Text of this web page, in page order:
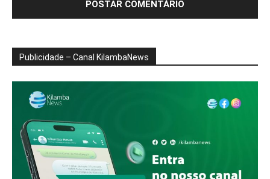
Publicidade – Canal KilambaNews